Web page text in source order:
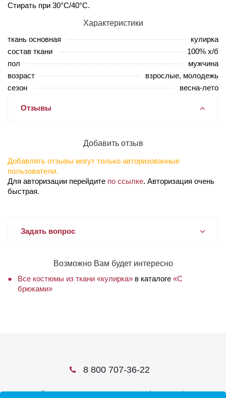
Стирать при 30°С/40°C.
Характеристики
ткань основная
кулирка
состав ткани
100% х/б
пол
мужчина
возраст
взрослые, молодежь
сезон
весна-лето
Отзывы
Добавить отзыв
Добавлять отзывы могут только авторизованные
пользователи.
Для авторизации перейдите по ссылке. Авторизация очень
быстрая.
Задать вопрос
Возможно Вам будет интересно
Все костюмы из ткани «кулирка» в каталоге «С
брюками»
8 800 707-36-22
В соцсетях ищите нас по слову ivtrf или ивтрф